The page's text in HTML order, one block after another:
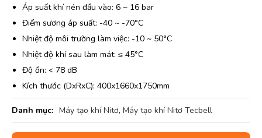
Áp suất khí nén đầu vào: 6 ~ 16 bar
Điểm sương áp suất: -40 ~ -70°C
Nhiệt độ môi trường làm việc: -10 ~ 50°C
Nhiệt độ khí sau làm mát: ≤ 45°C
Độ ồn: < 78 dB
Kích thước (DxRxC): 400x1660x1750mm
Danh mục: Máy tạo khí Nitơ, Máy tạo khí Nitơ Tecbell